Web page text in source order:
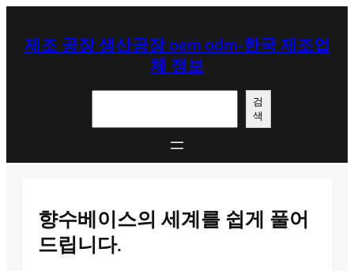
제조 공장 생산공장 oem odm-한국 제조업
체 정보
검
색
향수베이스의 세계를 쉽게 풀어
드립니다.